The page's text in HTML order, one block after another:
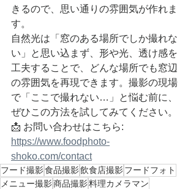
きるので、思い通りの雰囲気が作れま
す。
自然光は「窓のある場所でしか撮れな
い」と思い込まず、形や光、透け感を
工夫することで、どんな場所でも窓辺
の雰囲気を再現できます。撮影の現場
で「ここで撮れない…」と悩む前に、
ぜひこの方法を試してみてください。
📩 お問い合わせはこちら:
https://www.foodphoto-
shoko.com/contact
フード撮影食品撮影飲食店撮影フードフォト
メニュー撮影商品撮影料理カメラマン